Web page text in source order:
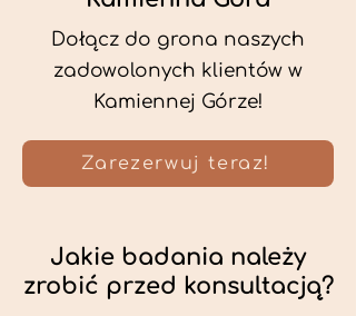
Dołącz do grona naszych
zadowolonych klientów w
Kamiennej Górze!
Zarezerwuj teraz!
Jakie badania należy
zrobić przed konsultacją?